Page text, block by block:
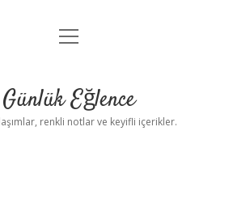
Anasayfa
Yasal Uyarı
menüyü
Günlük Eğlence
renkli notlar ve keyifli içerikler.